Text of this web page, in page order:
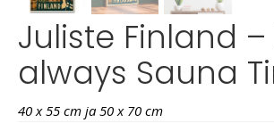
Juliste Finland –
always Sauna
40 x 55 cm ja 50 x 70 cm